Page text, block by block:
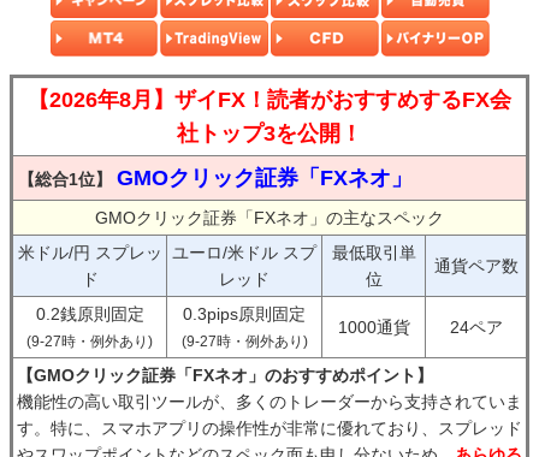
【2026年8月】ザイFX！読者がおすすめするFX会
社トップ3を公開！
【総合1位】 GMOクリック証券「FXネオ」
GMOクリック証券「FXネオ」の主なスペック
米ドル/円 スプレッ
ド
ユーロ/米ドル スプ
レッド
最低取引単
位
通貨ペア数
0.2銭原則固定
(9-27時・例外あり)
0.3pips原則固定
(9-27時・例外あり)
1000通貨 24ペア
【GMOクリック証券「FXネオ」のおすすめポイント】
機能性の高い取引ツールが、多くのトレーダーから支持されていま
す。特に、スマホアプリの操作性が非常に優れており、スプレッド